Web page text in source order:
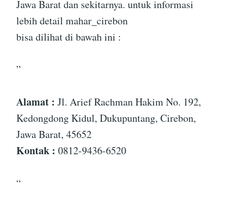
Jawa Barat dan sekitarnya. untuk informasi
lebih detail mahar_cirebon
bisa dilihat di bawah ini :
”
Alamat : Jl. Arief Rachman Hakim No. 192,
Kedongdong Kidul, Dukupuntang, Cirebon,
Jawa Barat, 45652
Kontak : 0812-9436-6520
“